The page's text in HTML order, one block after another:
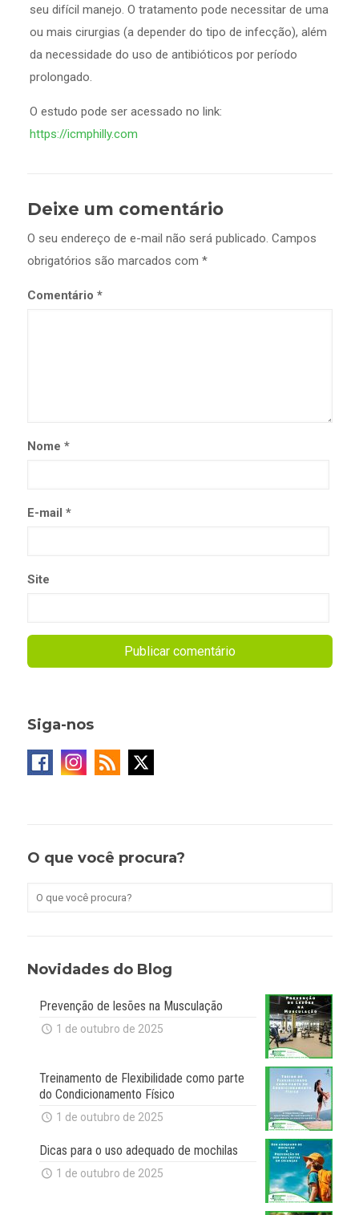
seu difícil manejo. O tratamento pode necessitar de uma
ou mais cirurgias (a depender do tipo de infecção), além
da necessidade do uso de antibióticos por período
prolongado.
O estudo pode ser acessado no link:
https://icmphilly.com
Deixe um comentário
O seu endereço de e-mail não será publicado. Campos
obrigatórios são marcados com *
Comentário *
Nome *
E-mail *
Site
Siga-nos
O que você procura?
Novidades do Blog
Prevenção de lesões na Musculação
1 de outubro de 2025
Treinamento de Flexibilidade como parte
do Condicionamento Físico
1 de outubro de 2025
Dicas para o uso adequado de mochilas
1 de outubro de 2025